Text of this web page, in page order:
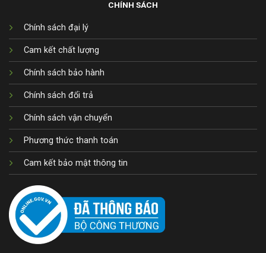
CHÍNH SÁCH
Chính sách đại lý
Cam kết chất lượng
Chính sách bảo hành
Chính sách đổi trả
Chính sách vận chuyển
Phương thức thanh toán
Cam kết bảo mật thông tin